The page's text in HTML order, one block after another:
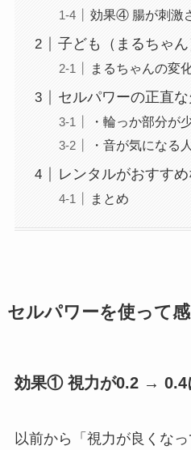
効果④ 腸が刺激
子ども（まるちゃ
まるちゃんの変
セルパワーの正直な
・輪っか部分が
・音が気になる
レンタルがおすす
まとめ
セルパワーを使って
効果① 視力が0.2 → 0.4
以前から「視力が良くな